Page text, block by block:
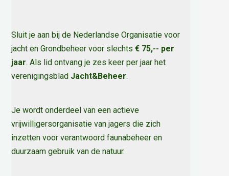
Sluit je aan bij de Nederlandse Organisatie voor
jacht en Grondbeheer voor slechts€ 75,-- per
jaar. Als lid ontvang je zes keer per jaar het
verenigingsblad Jacht&Beheer.
Je wordt onderdeel van een actieve
vrijwilligersorganisatie van jagers die zich
inzetten voor verantwoord faunabeheer en
duurzaam gebruik van de natuur.